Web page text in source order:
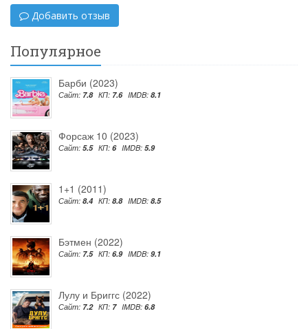
Добавить отзыв
Популярное
Барби (2023)
Сайт: 7.8 КП: 7.6 IMDB: 8.1
Форсаж 10 (2023)
Сайт: 5.5 КП: 6 IMDB: 5.9
1+1 (2011)
Сайт: 8.4 КП: 8.8 IMDB: 8.5
Бэтмен (2022)
Сайт: 7.5 КП: 6.9 IMDB: 9.1
Лулу и Бриггс (2022)
Сайт: 7.2 КП: 7 IMDB: 6.8